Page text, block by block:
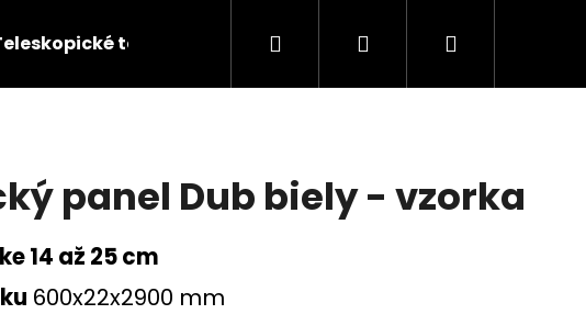
terče VzorkyHľadať PrihlásenieNákupný
panel Dub biely - vzorka
14 až 25 cm
600x22x2900 mm